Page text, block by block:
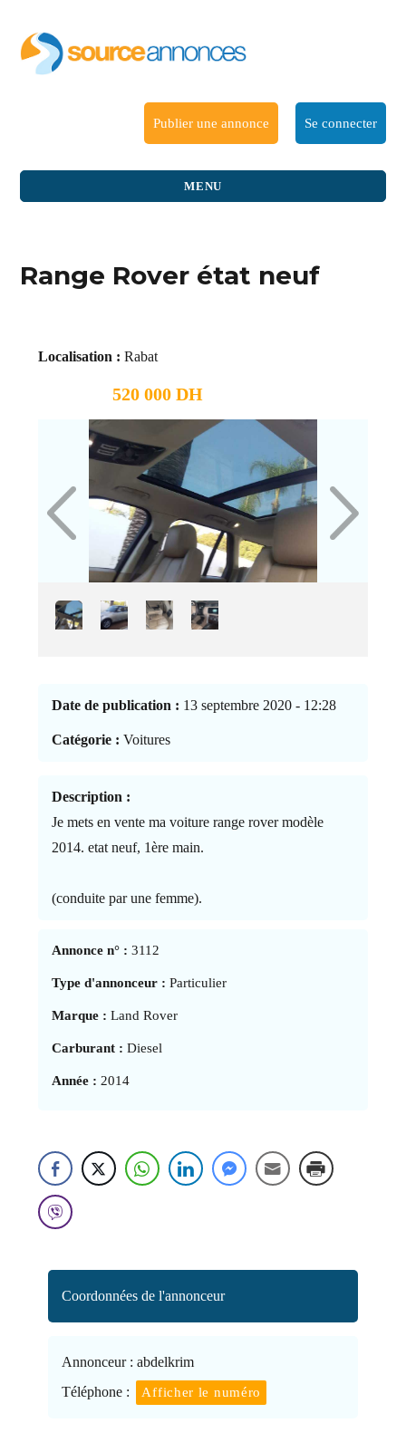
Publier une annonce Se connecter
MENU
Range Rover état neuf
Localisation : Rabat
520 000 DH
Date de publication : 13 septembre 2020 - 12:28
Catégorie : Voitures
Description :
Je mets en vente ma voiture range rover modèle
2014. etat neuf, 1ère main.
(conduite par une femme).
Annonce n° :3112
Type d'annonceur : Particulier
Marque : Land Rover
Carburant : Diesel
Année : 2014
Coordonnées de l'annonceur
Annonceur : abdelkrim
Téléphone :
Afficher le numéro